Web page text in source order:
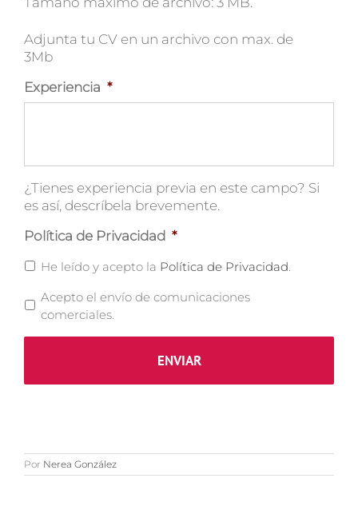
Adjunta tu CV en un archivo con max. de
3Mb
Experiencia *
¿Tienes experiencia previa en este campo? Si
es así, descríbela brevemente.
Política de Privacidad *
He leído y acepto la Política de Privacidad
Acepto el envío de comunicaciones
comerciales.
Por Nerea González